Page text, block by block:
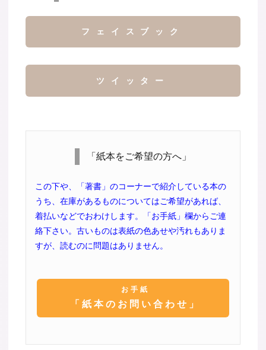
フェイスブック
ツイッター
「紙本をご希望の方へ」
この下や、「著書」のコーナーで紹介している本の
うち、在庫があるものについてはご希望があれば、
着払いなどでおわけします。「お手紙」欄からご連
絡下さい。古いものは表紙の色あせや汚れもありま
すが、読むのに問題はありません。
お手紙
「紙本のお問い合わせ」